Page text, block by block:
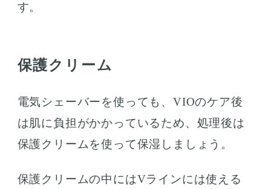
す。
保護クリーム
電気シェーバーを使っても、VIOのケア後
は肌に負担がかかっているため、処理後は
保護クリームを使って保湿しましょう。
保護クリームの中にはVラインには使える